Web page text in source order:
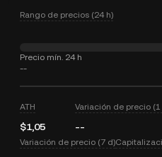
Rango de precios (24 h)
Precio mín. 24 h
--
ATH
$1,05
Variación de precio (1
--
Variación de precio (7 d)